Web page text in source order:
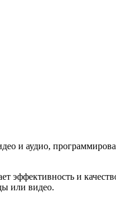
и аудио,
эффективность и
или видео.